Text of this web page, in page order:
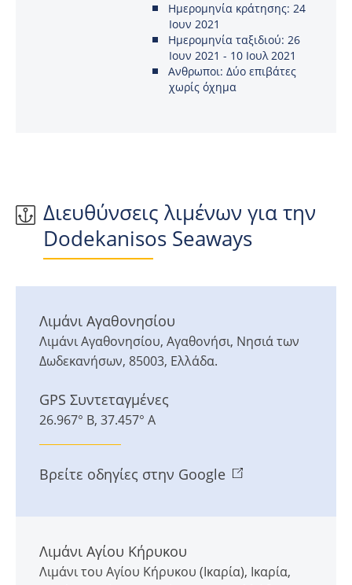
Ημερομηνία κράτησης: 24
Ιουν 2021
Ημερομηνία ταξιδιού: 26
Ιουν 2021 - 10 Ιουλ 2021
Ανθρωποι: Δύο επιβάτες
χωρίς όχημα
Διευθύνσεις λιμένων για την
Dodekanisos Seaways
Λιμάνι Αγαθονησίου
Λιμάνι Αγαθονησίου, Αγαθονήσι, Νησιά των
Δωδεκανήσων, 85003, Ελλάδα.
GPS Συντεταγμένες
26.967° Β, 37.457° Α
Βρείτε οδηγίες στην Google
Λιμάνι Αγίου Κήρυκου
Λιμάνι του Αγίου Κήρυκου (Ικαρία), Ικαρία,